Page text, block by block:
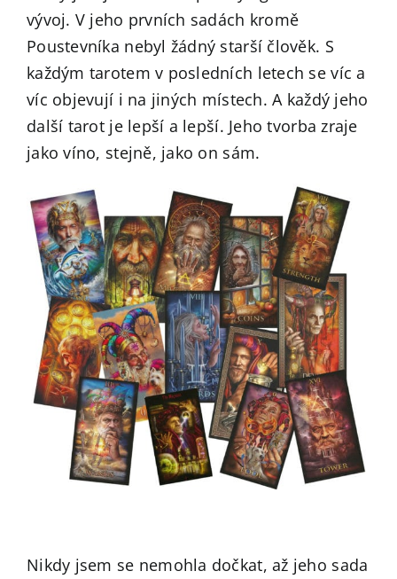
vývoj. V jeho prvních sadách kromě
Poustevníka nebyl žádný starší člověk. S
každým tarotem v posledních letech se víc a
víc objevují i na jiných místech. A každý jeho
další tarot je lepší a lepší. Jeho tvorba zraje
jako víno, stejně, jako on sám.
Nikdy jsem se nemohla dočkat, až jeho sada